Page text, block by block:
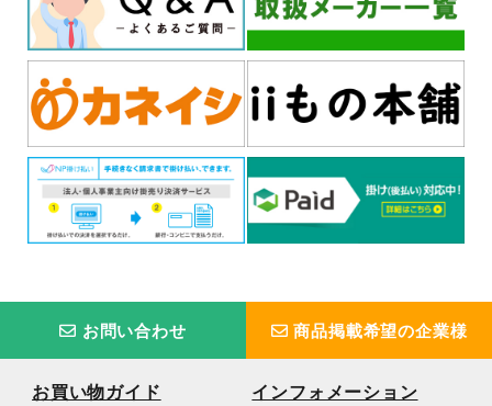
お問い合わせ 商品掲載希望の企業様
お買い物ガイド インフォメーション